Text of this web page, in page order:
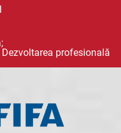
Dezvoltarea profesională